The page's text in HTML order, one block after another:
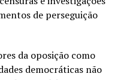
de perseguição
da oposição como
democráticas não